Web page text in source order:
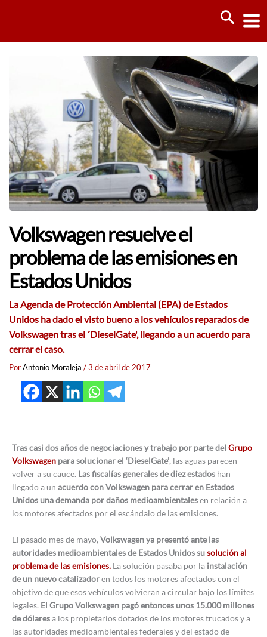
Volkswagen resuelve el
problema de las emisiones en
Estados Unidos
La Agencia de Protección Ambiental (EPA) de Estados
Unidos ha dado el visto bueno a los vehículos reparados de
Volkswagen tras el ´DieselGate', llegando a un acuerdo para
cerrar el caso.
PorAntonio Moraleja /3 de abril de 2017
Tras casi dos años de negociaciones y trabajo por parte del Grupo
Volkswagen para solucionar el ‘DieselGate’, las aguas parecen
volver a su cauce. Las fiscalías generales de diez estados han
llegado a un acuerdo con Volkswagen para cerrar en Estados
Unidos una demanda por daños medioambientalesen relación a
los motores afectados por el escándalo de las emisiones.
El pasado mes de mayo, Volkswagen ya presentó ante las
autoridades medioambientales de Estados Unidos susolución al
problema de las emisiones. La solución pasaba por la instalación
de un nuevo catalizadoren todos los motores afectados con el
objetivo de que esos vehículos volvieran a circular bajo los límites
legales. El Grupo Volkswagen pagó entonces unos 15.000 millones
de dólaresa los propietarios dotados de los motores trucados y a
las autoridades medioambientales federales y del estado de